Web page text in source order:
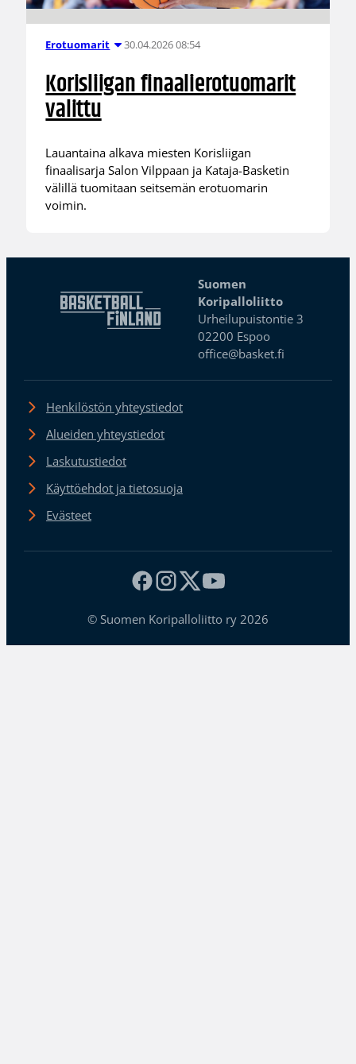
Erotuomarit 30.04.2026 08:54
Korisliigan finaalierotuomarit
valittu
Lauantaina alkava miesten Korisliigan
finaalisarja Salon Vilppaan ja Kataja-Basketin
välillä tuomitaan seitsemän erotuomarin
voimin.
Suomen
Koripalloliitto
Urheilupuistontie 3
02200 Espoo
office@basket.fi
Henkilöstön yhteystiedot
Alueiden yhteystiedot
Laskutustiedot
Käyttöehdot ja tietosuoja
Evästeet
© Suomen Koripalloliitto ry 2026